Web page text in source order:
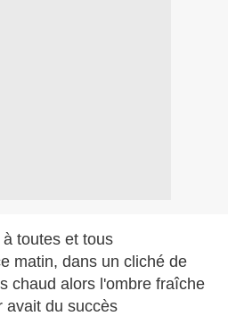
toutes et tous
matin, dans un cliché de
chaud alors l'ombre fraîche
avait du succès